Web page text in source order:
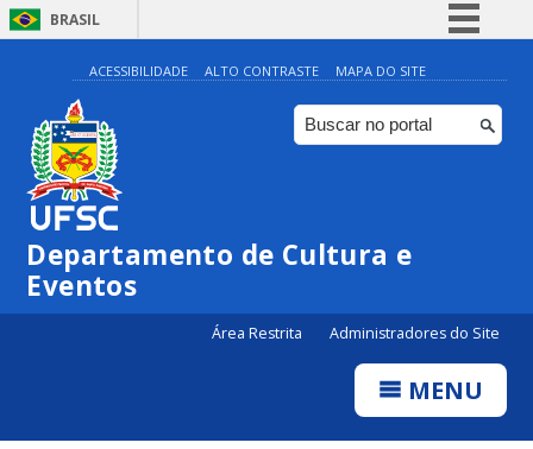
BRASIL
Simplifique!
Comunica BR
Participe
Canais
ACESSIBILIDADE ALTO CONTRASTE MAPA DO SITE
Departamento de Cultura e
Eventos
Área Restrita Administradores do Site
MENU